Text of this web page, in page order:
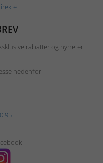
rabatter og nyheter.
nedenfor.
95